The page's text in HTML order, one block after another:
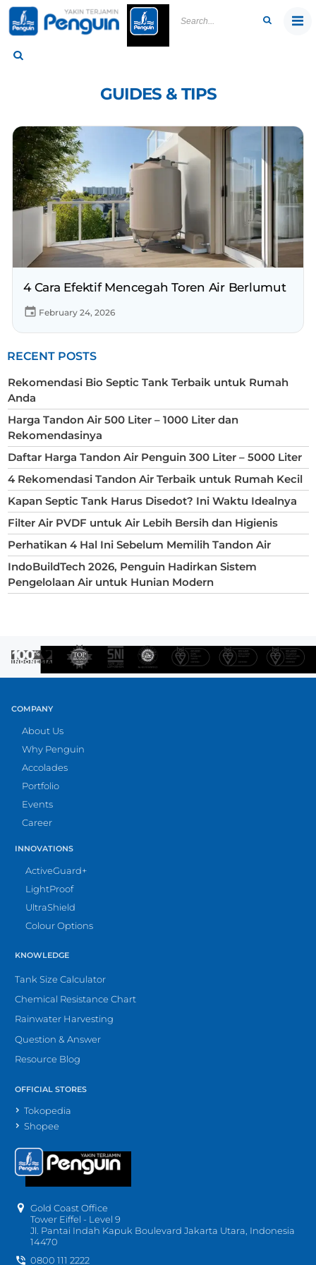
Skip
content
GUIDES & TIPS
4 Cara Efektif Mencegah Toren Air Berlumut
February 24, 2026
RECENT POSTS
Rekomendasi Bio Septic Tank Terbaik untuk Rumah
Anda
Harga Tandon Air 500 Liter – 1000 Liter dan
Rekomendasinya
Daftar Harga Tandon Air Penguin 300 Liter – 5000 Liter
4 Rekomendasi Tandon Air Terbaik untuk Rumah Kecil
Kapan Septic Tank Harus Disedot? Ini Waktu Idealnya
Filter Air PVDF untuk Air Lebih Bersih dan Higienis
Perhatikan 4 Hal Ini Sebelum Memilih Tandon Air
IndoBuildTech 2026, Penguin Hadirkan Sistem
Pengelolaan Air untuk Hunian Modern
COMPANY
About Us
Why Penguin
Accolades
Portfolio
Events
Career
INNOVATIONS
ActiveGuard+
LightProof
UltraShield
Colour Options
KNOWLEDGE
Tank Size Calculator
Chemical Resistance Chart
Rainwater Harvesting
Question & Answer
Resource Blog
OFFICIAL STORES
Tokopedia
Shopee
Gold Coast Office
Tower Eiffel - Level 9
Jl. Pantai Indah Kapuk Boulevard Jakarta Utara, Indonesia
14470
0800 111 2222